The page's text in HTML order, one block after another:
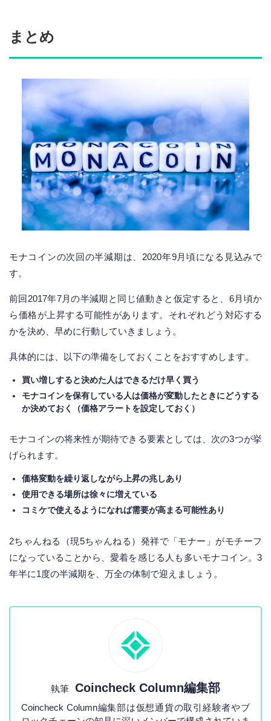
まとめ
モナコインの次回の半減期は、2020年9月頃になる見込みで
す。
前回2017年7月の半減期と同じ値動きと仮定すると、6月頃か
ら価格が上昇する可能性があります。それぞれどう対応する
かを決め、早めに行動していきましょう。
具体的には、以下の準備をしておくことをおすすめします。
買い増しすると決めた人はできるだけ早く買う
モナコインを保有している人は価格が変動したときにどうする
か決めておく（価格アラートを設定しておく）
モナコインの将来性が期待できる要素としては、次の3つが挙
げられます。
価格変動を繰り返しながら上昇の兆しあり
使用できる場所は徐々に増えている
コミケで使えるようになれば需要が高まる可能性あり
2ちゃんねる（現5ちゃんねる）発祥で「モナー」がモチーフ
になっていることから、愛着を感じる人も多いモナコイン。3
年半に1度の半減期を、万全の体制で迎えましょう。
執筆 Coincheck Column編集部
Coincheck Column編集部は仮想通貨の取引経験者やブ